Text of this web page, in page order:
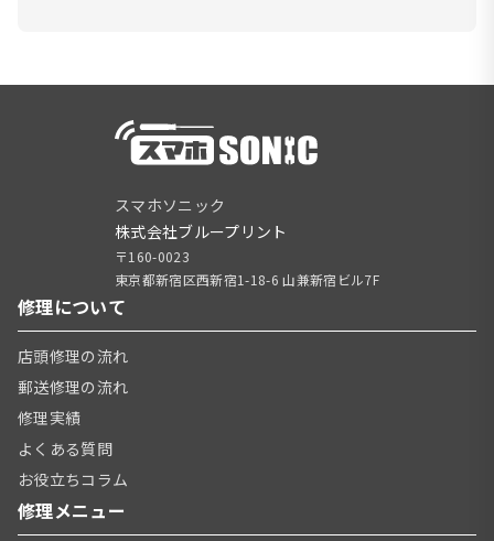
スマホソニック
株式会社ブループリント
〒160-0023
東京都新宿区西新宿1-18-6 山兼新宿ビル7F
修理について
店頭修理の流れ
郵送修理の流れ
修理実績
よくある質問
お役立ちコラム
修理メニュー